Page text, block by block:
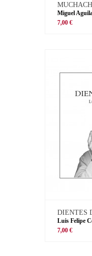
Miguel
7,00 €
DIENTES
Luis Felipe
7,00 €